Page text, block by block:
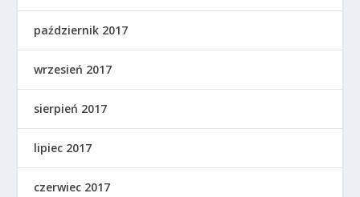
październik 2017
wrzesień 2017
sierpień 2017
lipiec 2017
czerwiec 2017